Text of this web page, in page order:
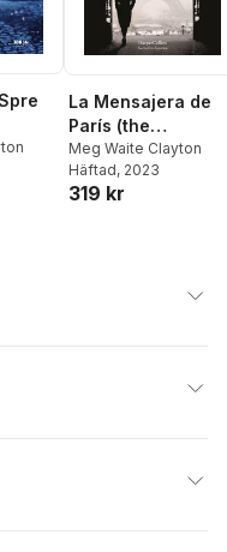
La Mensajera de
París (the
Postmistress of
Paris)
Meg Waite Clayton
Häftad, 2023
319 kr